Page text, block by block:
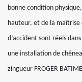
bonne condition
hauteur, et de la maîtrise
d’accident sont réels
une installation de
zingueur FROGER